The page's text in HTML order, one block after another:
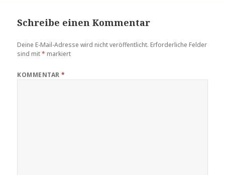
Schreibe einen Kommentar
Deine E-Mail-Adresse wird nicht veröffentlicht. Erforderliche Felder
sind mit* markiert
KOMMENTAR*